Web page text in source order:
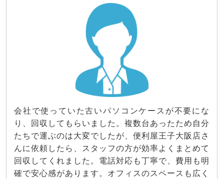
会社で使っていた古いパソコンケースが不要にな
り、回収してもらいました。複数台あったため自分
たちで運ぶのは大変でしたが、便利屋王子大阪店さ
んに依頼したら、スタッフの方が効率よくまとめて
回収してくれました。電話対応も丁寧で、費用も明
確で安心感があります。オフィスのスペースも広く